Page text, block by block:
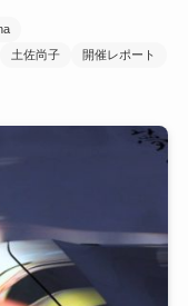
土佐尚子 開催レポート